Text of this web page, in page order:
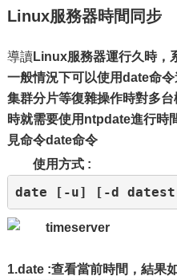
Linux服務器時間同步
導讀Linux服務器運行久時，
一般情況下可以使用date命
集群分片等復雜操作時對多
時就需要使用ntpdate進行時
見命令date命令
使用方式 :
date [-u] [-d
1.date :查看當前時間，結果